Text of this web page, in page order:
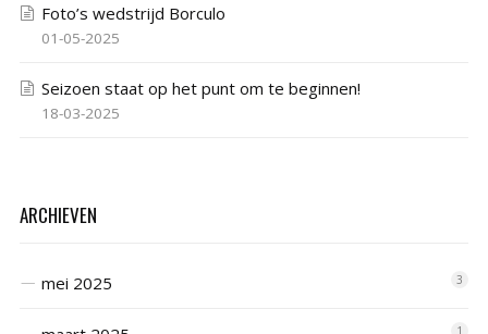
Foto’s wedstrijd Borculo
01-05-2025
Seizoen staat op het punt om te beginnen!
18-03-2025
ARCHIEVEN
mei 2025 3
1